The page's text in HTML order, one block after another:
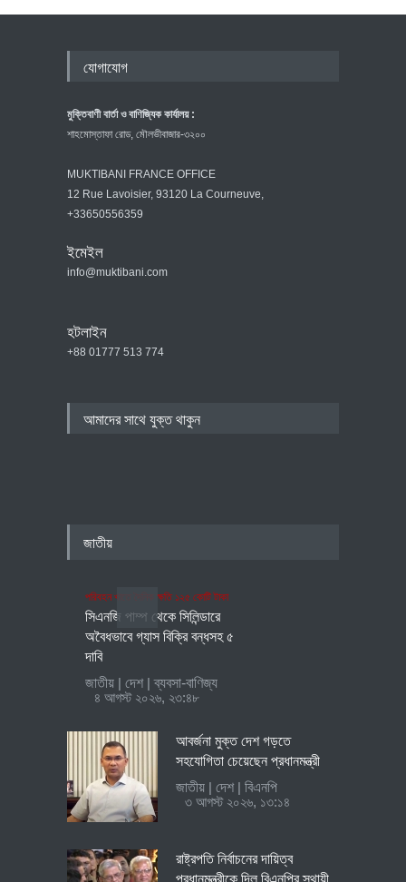
যোগাযোগ
মুক্তিবাণী বার্তা ও বাণিজ্যিক কার্যালয় :
শাহমোস্তাফা রোড, মৌলভীবাজার-৩২০০
MUKTIBANI FRANCE OFFICE
12 Rue Lavoisier, 93120 La Courneuve,
+33650556359
ইমেইল
info@muktibani.com
হটলাইন
+88 01777 513 774
আমাদের সাথে যুক্ত থাকুন
জাতীয়
পরিবহন খাতে দৈনিক ক্ষতি ১২৫ কোটি টাকা
সিএনজি পাম্প থেকে সিলিন্ডারে
অবৈধভাবে গ্যাস বিক্রি বন্ধসহ ৫
দাবি
জাতীয় | দেশ|ব্যবসা-বাণিজ্য
৪ আগস্ট ২০২৬, ২৩:৪৮
আবর্জনা মুক্ত দেশ গড়তে
সহযোগিতা চেয়েছেন প্রধানমন্ত্রী
জাতীয় | দেশ| বিএনপি
৩ আগস্ট ২০২৬, ১৩:১৪
রাষ্ট্রপতি নির্বাচনের দায়িত্ব
প্রধানমন্ত্রীকে দিল বিএনপির স্থায়ী